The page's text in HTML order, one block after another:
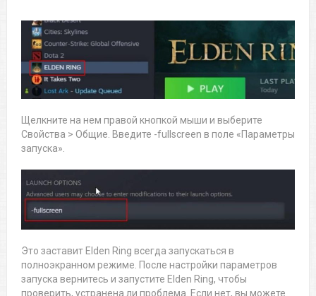
Щелкните на нем правой кнопкой мыши и выберите
Свойства > Общие. Введите -fullscreen в поле «Параметры
запуска».
Это заставит Elden Ring всегда запускаться в
полноэкранном режиме. После настройки параметров
запуска вернитесь и запустите Elden Ring, чтобы
проверить, устранена ли проблема. Если нет, вы можете